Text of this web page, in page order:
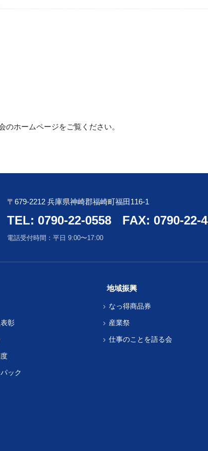
ホームページをご覧ください。
〒679-2212 兵庫県神崎郡福崎町福田116-1
TEL: 0790-22-0558 FAX: 0790-22-
電話受付時間：平日 9:00〜17:00
彰
ック
地域振興
なっ得商品券
産業祭
仕事のことを語る会